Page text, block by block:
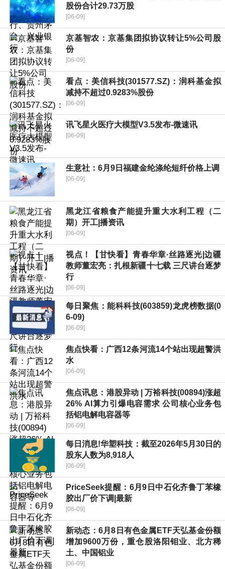
股份合计29.73万股
[06-09]
京基智农：京基集团拟协议转让5%公司股
份
[06-09]
看点：美信科技(301577.SZ)：润科基金拟
减持不超过0.9283%股份
[06-09]
讯飞星火医疗大模型V3.5发布-微速讯
[06-09]
生意社：6月9日福建金纶涤纶短纤价格上调
[06-09]
黑龙江省粮食产能提升重大水利工程（二
期）开工|播资讯
[06-09]
视点！【甘快看】青春华章·丝路逐光|边疆
教师董宏亮：扎根新疆十七载 三尺讲台逐梦
行
[06-09]
每日聚焦：能科科技(603859)龙虎榜数据(0
6-09)
[06-09]
焦点快看：广西12条河流14个站出现超警洪
水
[06-09]
焦点讯息：港股异动 | 万裕科技(00894)涨超
26% AI算力引爆电容需求 公司核心业务包
括铝电解电容器等
[06-09]
每日消息!华塑科技：截至2026年5月30日的
股东人数为8,918人
[06-09]
PriceSeek提醒：6月9日中石化齐鲁丁苯橡
胶出厂价下调|最新
[06-09]
新动态：6月8日有色金属ETF天弘基金份额
增加9600万份，重仓股洛阳钼业、北方稀
土、中国铝业
[06-09]